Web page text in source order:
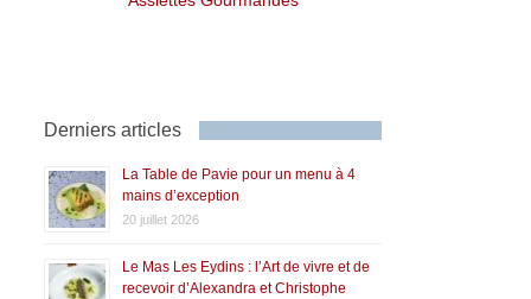
Derniers articles
La Table de Pavie pour un menu à 4
mains d’exception
20 juillet 2026
Le Mas Les Eydins : l’Art de vivre et de
recevoir d’Alexandra et Christophe